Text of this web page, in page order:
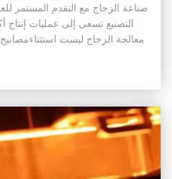
صناعة الزجاج مع التقدم المستمر
التصنيع تسعى إلى عمليات إنتاج
معالجة الزجاج ليست